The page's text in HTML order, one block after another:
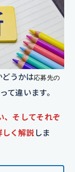
どうかは応募先の
て違います。
、そしてそれぞ
く解説 しま